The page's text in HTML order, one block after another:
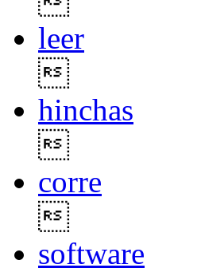
leer
hinchas
corre
software